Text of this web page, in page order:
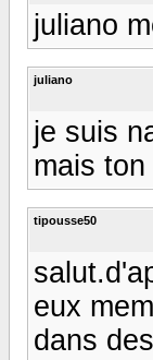
juliano
juliano
je suis
mais
tipousse50
eux
dans